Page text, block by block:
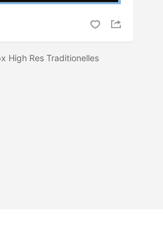
High Res Traditionelles